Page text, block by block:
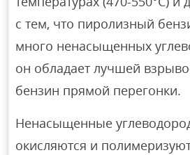
с тем, что пиролизный
много ненасыщенных
он обладает лучшей
бензин прямой перегонки.
Ненасыщенные
окисляются и